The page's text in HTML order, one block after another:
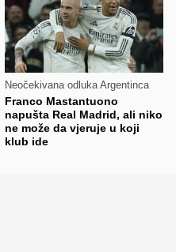
Neočekivana odluka Argentinca
Franco Mastantuono
napušta Real Madrid, ali niko
ne može da vjeruje u koji
klub ide